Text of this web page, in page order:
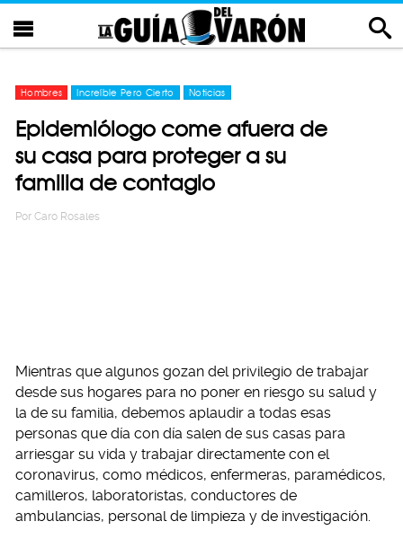
Hombres Increíble Pero Cierto Noticias
Epidemiólogo come afuera de
su casa para proteger a su
familia de contagio
Por Caro Rosales
Mientras que algunos gozan del privilegio de trabajar
desde sus hogares para no poner en riesgo su salud y
la de su familia, debemos aplaudir a todas esas
personas que día con día salen de sus casas para
arriesgar su vida y trabajar directamente con el
coronavirus, como médicos, enfermeras, paramédicos,
camilleros, laboratoristas, conductores de
ambulancias, personal de limpieza y de investigación.